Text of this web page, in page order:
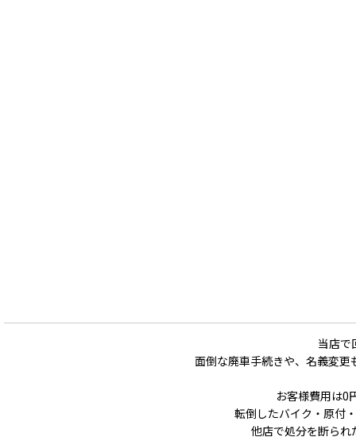
当店で
面倒な廃車手続きや、名義変更
お客様費用は0
転倒したバイク・原付
他店で処分を断られ